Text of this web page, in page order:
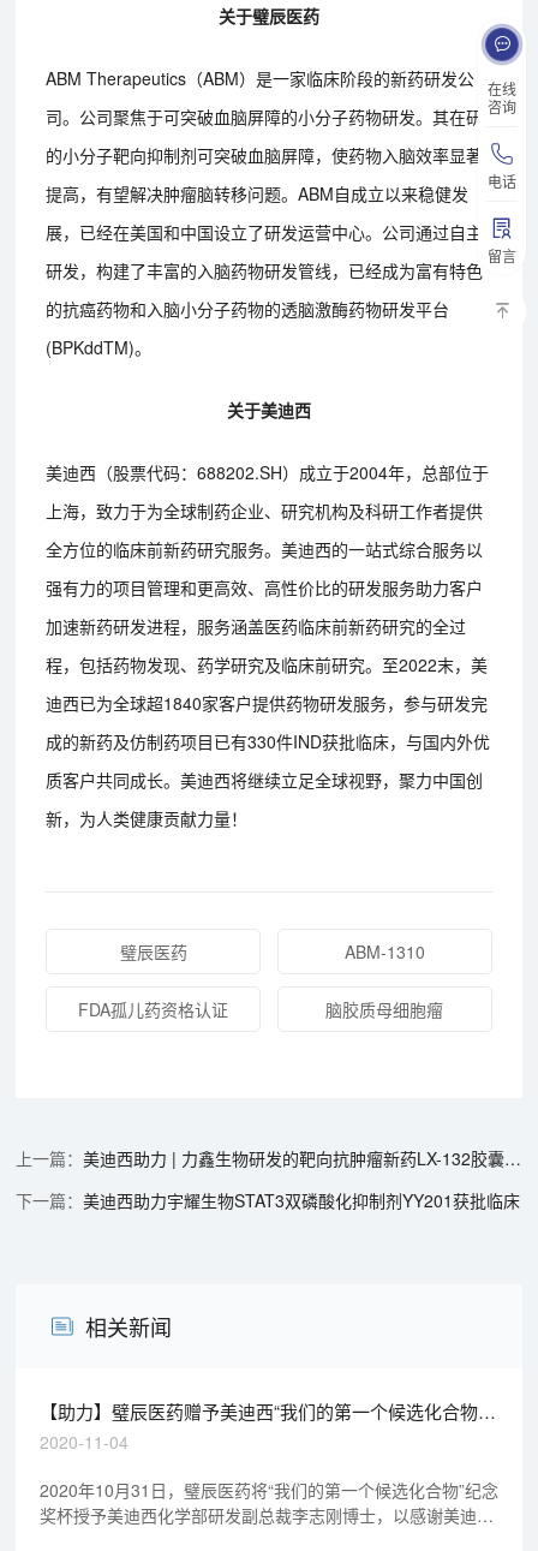
在线
咨询
电话
留言
关于璧辰医药
ABM Therapeutics（ABM）是一家临床阶段的新药研发公
司。公司聚焦于可突破血脑屏障的小分子药物研发。其在研
的小分子靶向抑制剂可突破血脑屏障，使药物入脑效率显著
提高，有望解决肿瘤脑转移问题。ABM自成立以来稳健发
展，已经在美国和中国设立了研发运营中心。公司通过自主
研发，构建了丰富的入脑药物研发管线，已经成为富有特色
的抗癌药物和入脑小分子药物的透脑激酶药物研发平台
(BPKddTM)。
关于美迪西
美迪西（股票代码：688202.SH）成立于2004年，总部位于
上海，致力于为全球制药企业、研究机构及科研工作者提供
全方位的临床前新药研究服务。美迪西的一站式综合服务以
强有力的项目管理和更高效、高性价比的研发服务助力客户
加速新药研发进程，服务涵盖医药临床前新药研究的全过
程，包括药物发现、药学研究及临床前研究。至2022末，美
迪西已为全球超1840家客户提供药物研发服务，参与研发完
成的新药及仿制药项目已有330件IND获批临床，与国内外优
质客户共同成长。美迪西将继续立足全球视野，聚力中国创
新，为人类健康贡献力量！
璧辰医药 ABM-1310
FDA孤儿药资格认证 脑胶质母细胞瘤
美迪西助力 | 力鑫生物研发的靶向抗肿瘤新药LX-132胶囊成功获得一类新药临床批件
美迪西助力宇耀生物STAT3双磷酸化抑制剂YY201获批临床
相关新闻
【助力】璧辰医药赠予美迪西“我们的第一个候选化合物”
纪念奖杯
2020-11-04
2020年10月31日，璧辰医药将“我们的第一个候选化合物”纪念
奖杯授予美迪西化学部研发副总裁李志刚博士，以感谢美迪西